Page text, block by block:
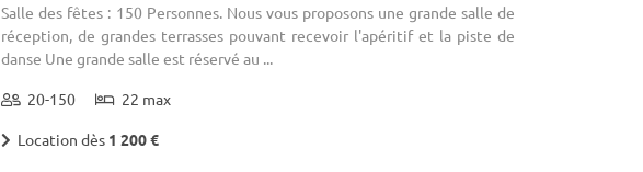
Salle des fêtes : 150 Personnes. Nous vous proposons une grande salle de
réception, de grandes terrasses pouvant recevoir l'apéritif et la piste de
danse Une grande salle est réservé au ...
20-150 22 max
Location dès 1 200 €